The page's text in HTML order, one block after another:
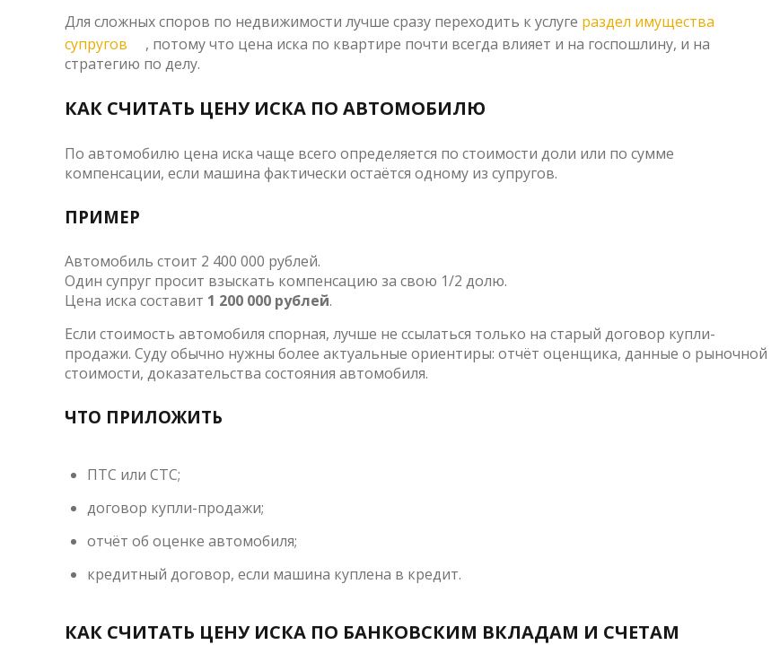
Для сложных споров по недвижимости лучше сразу переходить к услуге раздел имущества
супругов
, потому что цена иска по квартире почти всегда влияет и на госпошлину, и на
стратегию по делу.
КАК СЧИТАТЬ ЦЕНУ ИСКА ПО АВТОМОБИЛЮ
По автомобилю цена иска чаще всего определяется по стоимости доли или по сумме
компенсации, если машина фактически остаётся одному из супругов.
ПРИМЕР
Автомобиль стоит 2 400 000 рублей.
Один супруг просит взыскать компенсацию за свою 1/2 долю.
Цена иска составит 1 200 000 рублей.
Если стоимость автомобиля спорная, лучше не ссылаться только на старый договор купли-
продажи. Суду обычно нужны более актуальные ориентиры: отчёт оценщика, данные о рыночной
стоимости, доказательства состояния автомобиля.
ЧТО ПРИЛОЖИТЬ
ПТС или СТС;
договор купли-продажи;
отчёт об оценке автомобиля;
кредитный договор, если машина куплена в кредит.
КАК СЧИТАТЬ ЦЕНУ ИСКА ПО БАНКОВСКИМ ВКЛАДАМ И СЧЕТАМ